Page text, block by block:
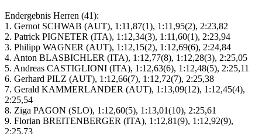
Endergebnis Herren (41):
1. Gernot SCHWAB (AUT), 1:11,87(1), 1:11,95(2), 2:23,82
2. Patrick PIGNETER (ITA), 1:12,34(3), 1:11,60(1), 2:23,94
3. Philipp WAGNER (AUT), 1:12,15(2), 1:12,69(6), 2:24,84
4. Anton BLASBICHLER (ITA), 1:12,77(8), 1:12,28(3), 2:25,05
5. Andreas CASTIGLIONI (ITA), 1:12,63(6), 1:12,48(5), 2:25,11
6. Gerhard PILZ (AUT), 1:12,66(7), 1:12,72(7), 2:25,38
7. Gerald KAMMERLANDER (AUT), 1:13,09(12), 1:12,45(4),
2:25,54
8. Ziga PAGON (SLO), 1:12,60(5), 1:13,01(10), 2:25,61
9. Florian BREITENBERGER (ITA), 1:12,81(9), 1:12,92(9),
2:25,73